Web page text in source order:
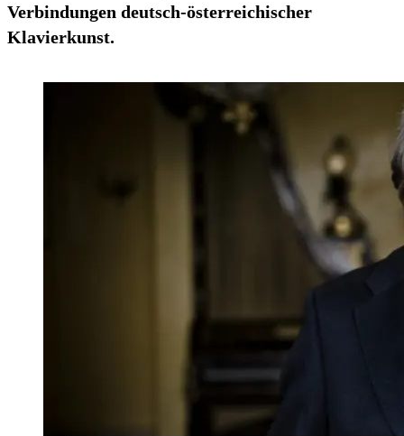
Verbindungen deutsch-österreichischer
Klavierkunst.